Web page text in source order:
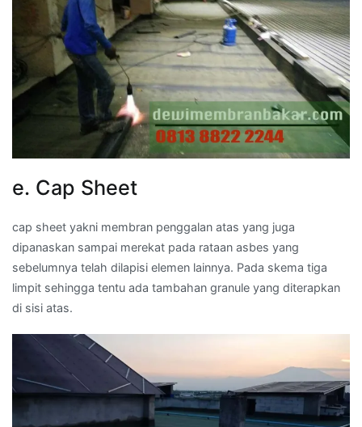
e. Cap Sheet
cap sheet yakni membran penggalan atas yang juga
dipanaskan sampai merekat pada rataan asbes yang
sebelumnya telah dilapisi elemen lainnya. Pada skema tiga
limpit sehingga tentu ada tambahan granule yang diterapkan
di sisi atas.